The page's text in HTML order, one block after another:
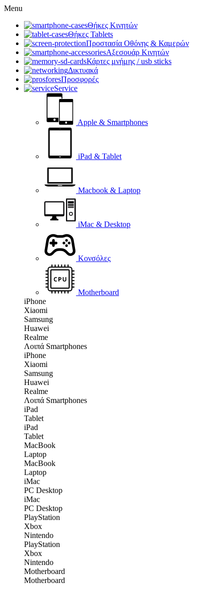
Menu
Θήκες Κινητών
Θήκες Tablets
Προστασία Οθόνης & Καμερών
Αξεσουάρ Κινητών
Κάρτες μνήμης / usb sticks
Δικτυακά
Προσφορές
Service
Apple & Smartphones
iPad & Tablet
Macbook & Laptop
iMac & Desktop
Κονσόλες
Motherboard
iPhone
Xiaomi
Samsung
Huawei
Realme
Λοιπά Smartphones
iPhone
Xiaomi
Samsung
Huawei
Realme
Λοιπά Smartphones
iPad
Tablet
iPad
Tablet
MacBook
Laptop
MacBook
Laptop
iMac
PC Desktop
iMac
PC Desktop
PlayStation
Xbox
Nintendo
PlayStation
Xbox
Nintendo
Motherboard
Motherboard